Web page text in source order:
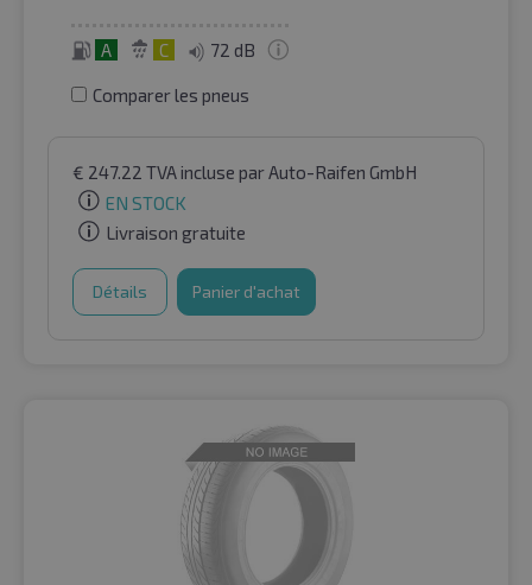
A C 72 dB
Comparer les pneus
€ 247.22 TVA incluse par Auto-Raifen GmbH
EN STOCK
Livraison gratuite
Détails Panier d'achat